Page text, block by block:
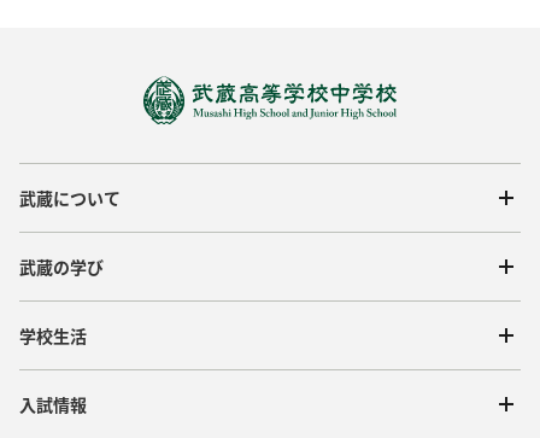
武蔵について
武蔵の学び
学校生活
入試情報